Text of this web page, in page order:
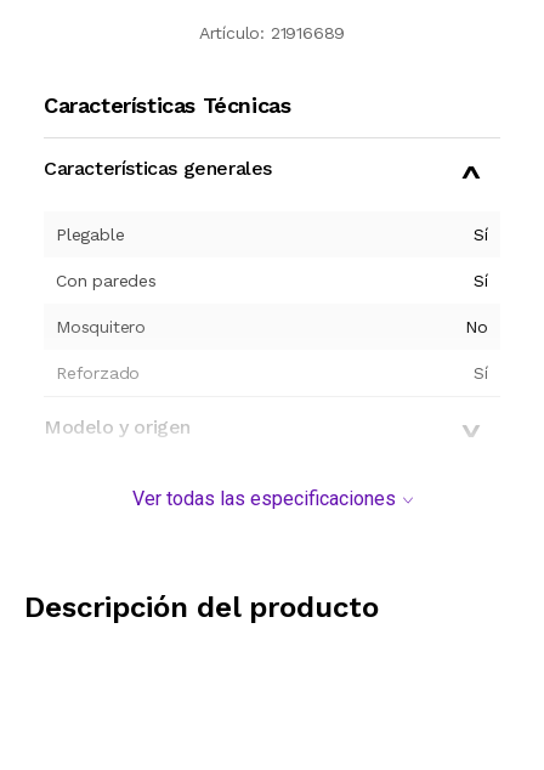
Artículo: 21916689
Características Técnicas
Características generales
Plegable Sí
Con paredes Sí
Mosquitero No
Reforzado Sí
Modelo y origen
Ver todas las especificaciones
Descripción del producto